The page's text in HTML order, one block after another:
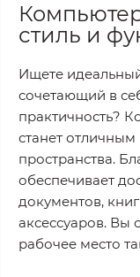
стиль и
Ищете
сочетающий в
практичность?
станет
пространства.
обеспечивает
документов,
аксессуаров. Вы
рабочее место